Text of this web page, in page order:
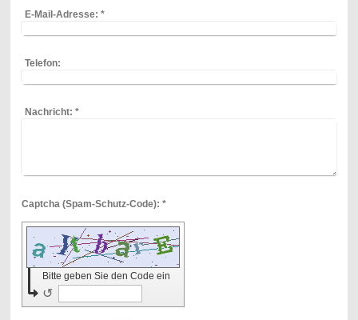
E-Mail-Adresse: *
Telefon:
Nachricht: *
Captcha (Spam-Schutz-Code): *
Bitte geben Sie den Code ein
↺